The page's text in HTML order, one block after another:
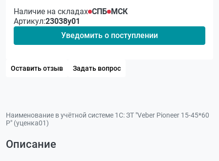
Наличие на складах СПБ МСК
Артикул:23038у01
Уведомить о поступлении
Оставить отзыв Задать вопрос
Наименование в учётной системе 1С:ЗТ "Veber Pioneer 15-45*60
Р" (уценка01)
Описание